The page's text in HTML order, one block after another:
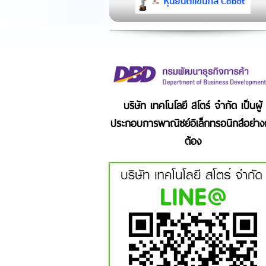
บริษัท เทคโนโลยี สโตร์ จำกัด เป็นผู้
ประกอบการพาณิชย์อิเล็กทรอนิกส์อย่า
ต้อง